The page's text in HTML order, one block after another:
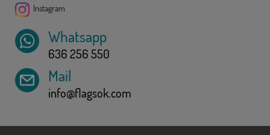
Instagram
Whatsapp
636 256 550
Mail
info@flagsok.com